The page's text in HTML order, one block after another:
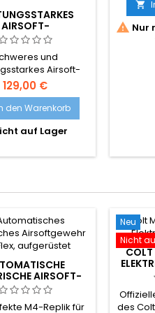
AIRSOFT-
FN SPR™
und
Airsoft-
FN
FN Herstal-
129,00 €
den Warenkorb
auf Lager

 Nur
AIRSOFT-
M4 FLEX,
M4-Replik für
Neu
Nicht
COLT
des